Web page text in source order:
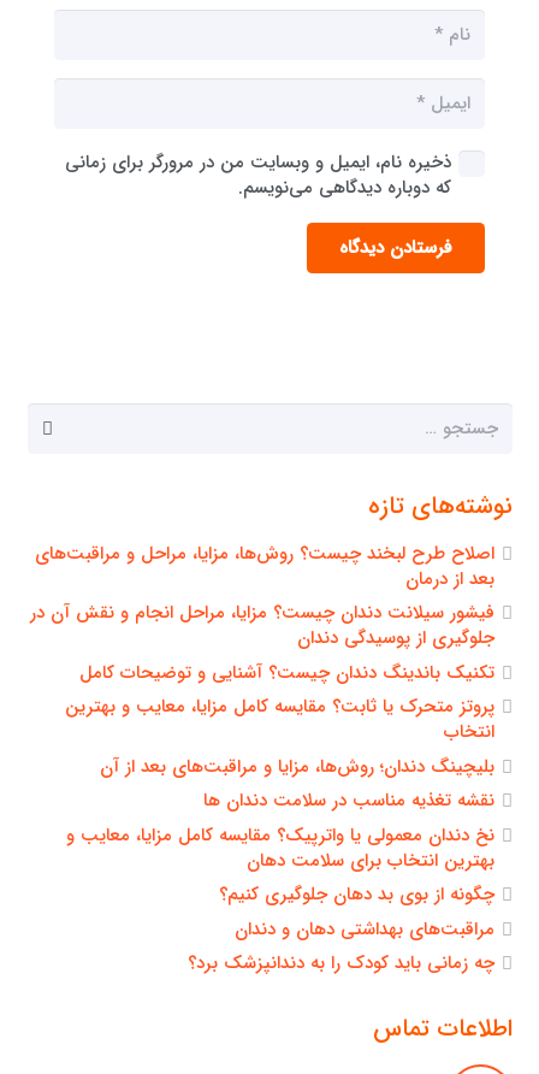
ذخیره نام، ایمیل و وبسایت من در مرورگر برای زمانی
که دوباره دیدگاهی می‌نویسم.
فرستادن دیدگاه
جستجو
نوشته‌های تازه
اصلاح طرح لبخند چیست؟ روش‌ها، مزایا، مراحل و مراقبت‌های
بعد از درمان
فیشور سیلانت دندان چیست؟ مزایا، مراحل انجام و نقش آن در
جلوگیری از پوسیدگی دندان
تکنیک باندینگ دندان چیست؟ آشنایی و توضیحات کامل
پروتز متحرک یا ثابت؟ مقایسه کامل مزایا، معایب و بهترین
انتخاب
بلیچینگ دندان؛ روش‌ها، مزایا و مراقبت‌های بعد از آن
نقشه تغذیه مناسب در سلامت دندان ها
نخ دندان معمولی یا واترپیک؟ مقایسه کامل مزایا، معایب و
بهترین انتخاب برای سلامت دهان
چگونه از بوی بد دهان جلوگیری کنیم؟
مراقبت‌های بهداشتی دهان و دندان
چه زمانی باید کودک را به دندانپزشک برد؟
اطلاعات تماس